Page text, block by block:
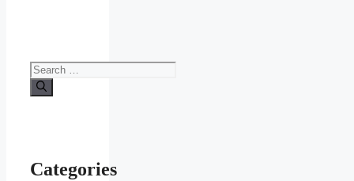
Search
for:
Categories